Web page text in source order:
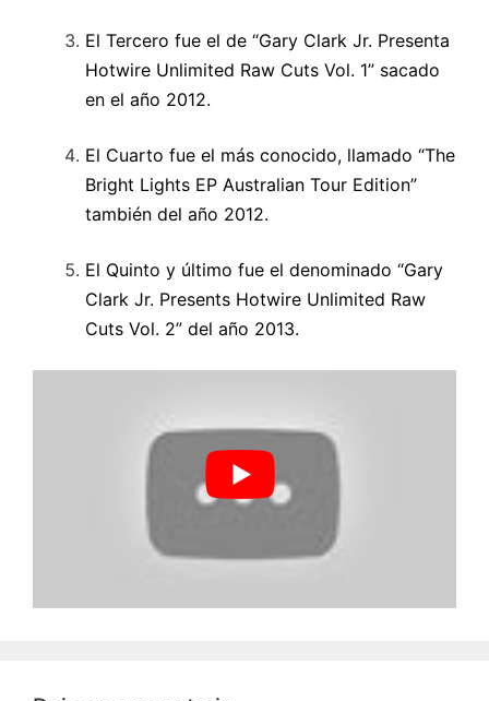
El Tercero fue el de “Gary Clark Jr. Presenta
Hotwire Unlimited Raw Cuts Vol. 1” sacado
en el año 2012.
El Cuarto fue el más conocido, llamado “The
Bright Lights EP Australian Tour Edition”
también del año 2012.
El Quinto y último fue el denominado “Gary
Clark Jr. Presents Hotwire Unlimited Raw
Cuts Vol. 2” del año 2013.